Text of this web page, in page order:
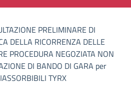
PRELIMINARE DI
DELLA RICORRENZA DELLE
PROCEDURA NEGOZIATA NON
DI BANDO DI GARA per
TYRX